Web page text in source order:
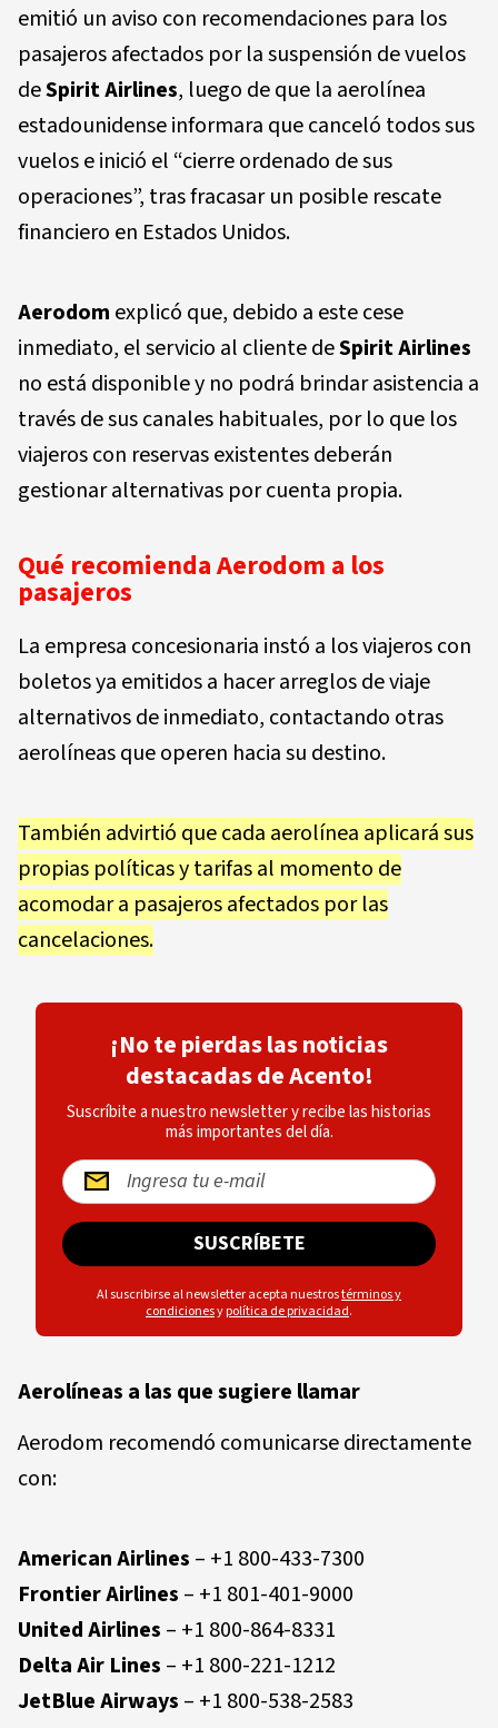
emitió un aviso con recomendaciones para los
pasajeros afectados por la suspensión de vuelos
deSpirit Airlines, luego de que la aerolínea
estadounidense informara que canceló todos sus
vuelos e inició el “cierre ordenado de sus
operaciones”, tras fracasar un posible rescate
financiero en Estados Unidos.
Aerodom explicó que, debido a este cese
inmediato, el servicio al cliente deSpirit Airlines
no está disponible y no podrá brindar asistencia a
través de sus canales habituales, por lo que los
viajeros con reservas existentes deberán
gestionar alternativas por cuenta propia.
Qué recomienda Aerodom a los
pasajeros
La empresa concesionaria instó a los viajeros con
boletos ya emitidos a hacer arreglos de viaje
alternativos de inmediato, contactando otras
aerolíneas que operen hacia su destino.
También advirtió que cada aerolínea aplicará sus
propias políticas y tarifas al momento de
acomodar a pasajeros afectados por las
cancelaciones.
¡No te pierdas las noticias
destacadas de Acento!
Suscríbite a nuestro newsletter y recibe las historias
más importantes del día.
SUSCRÍBETE
Al suscribirse al newsletter acepta nuestrostérminos y
condicionesypolítica de privacidad.
Aerolíneas a las que sugiere llamar
Aerodom recomendó comunicarse directamente
con:
American Airlines – +1 800-433-7300
Frontier Airlines – +1 801-401-9000
United Airlines – +1 800-864-8331
Delta Air Lines – +1 800-221-1212
JetBlue Airways – +1 800-538-2583